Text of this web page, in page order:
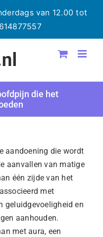
van 12.00 tot
die het
aandoening die wordt
aanvallen van matige
één zijde van het
met
geluidgevoeligheid en
aanhouden.
met aura, een